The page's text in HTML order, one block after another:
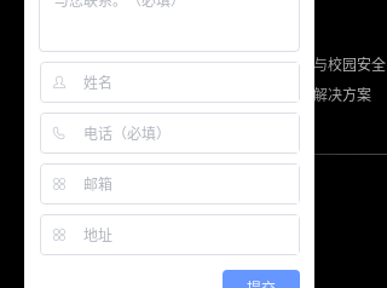
通讯工程设备
住宅小区与校园安全
其他应用解决方案